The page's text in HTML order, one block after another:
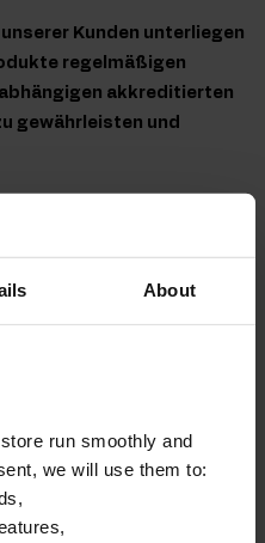
About
run smoothly and
we will use them to:
Kunden unterliegen
regelmäßigen
akkreditierten
gewährleisten und
- Mikrobiologische analyse
- Bestimmung des